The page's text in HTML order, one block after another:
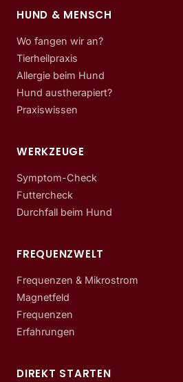
HUND & MENSCH
Wo fangen wir an?
Tierheilpraxis
Allergie beim Hund
Hund austherapiert?
Praxiswissen
WERKZEUGE
Symptom-Check
Futtercheck
Durchfall beim Hund
FREQUENZWELT
Frequenzen & Mikrostrom
Magnetfeld
Frequenzen
Erfahrungen
DIREKT STARTEN